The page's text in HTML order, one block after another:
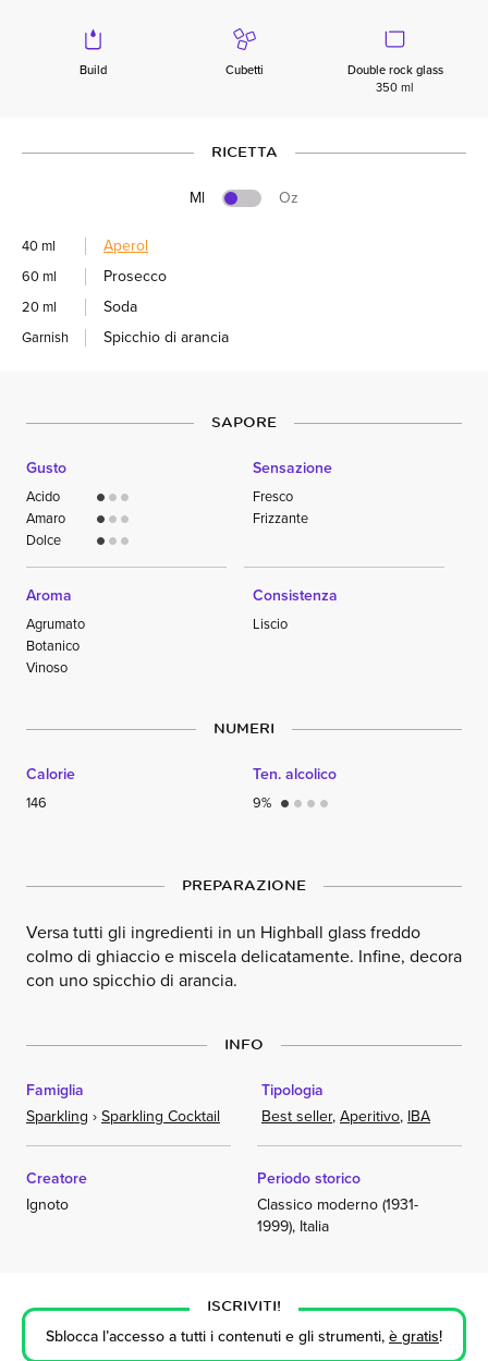
Build Cubetti
Double rock glass
350 ml
RICETTA
Ml Oz
40 ml Aperol
60 ml Prosecco
20 ml Soda
Garnish Spicchio di arancia
SAPORE
Gusto
Acido circle circle circle
Amaro circle circle circle
Dolce circle circle circle
Sensazione
Fresco
Frizzante
Aroma
Agrumato
Botanico
Vinoso
Consistenza
Liscio
NUMERI
Calorie
146
Ten. alcolico
9% circle circle circle circle
PREPARAZIONE
Versa tutti gli ingredienti in un Highball glass freddo
colmo di ghiaccio e miscela delicatamente. Infine, decora
con uno spicchio di arancia.
INFO
Famiglia
Sparkling ›Sparkling Cocktail
Tipologia
Best seller,Aperitivo, IBA
Creatore
Ignoto
Periodo storico
Classico moderno (1931-
1999), Italia
ISCRIVITI!
Sblocca l’accesso a tutti i contenuti e gli strumenti,è gratis!